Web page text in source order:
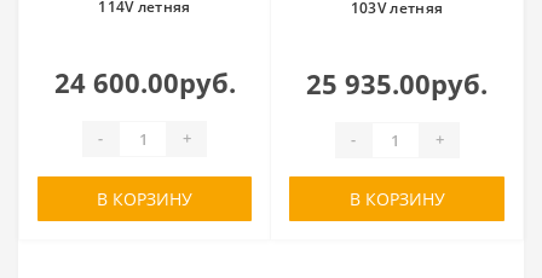
114V летняя
24 600.00руб.
- +
В КОРЗИНУ
103V летняя
25 935.00руб.
- +
В КОРЗИНУ